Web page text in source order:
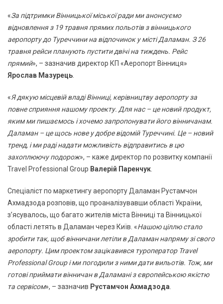
«За підтримки Вінницької міської ради ми анонсуємо
відновлення з 19 травня прямих польотів з вінницького
аеропорту до Туреччини на відпочинок у місті Даламан. З 26
травня рейси планують пустити двічі на тиждень. Рейс
прямий», – зазначив директор КП «Аеропорт Вінниця»
Ярослав Мазурець
«Я дякую місцевій владі Вінниці, керівництву аеропорту за
повне сприяння нашому проекту. Для нас – це новий продукт,
яким ми пишаємось і хочемо запропонувати його вінничанам.
Даламан – це щось нове у добре відомій Туреччині. Це – новий
тренд, і ми раді надати можливість відправитись в цю
захоплюючу подорож», – каже директор по розвитку компанії
Travel Professional Group Валерій Паренчук
Спеціаліст по маркетингу аеропорту Даламан Рустамчон
Ахмадзода розповів, що проаналізувавши області України,
з’ясувалось, що багато жителів міста Вінниці та Вінницької
області летять в Даламан через Київ. «Нашою ціллю стало
зробити так, щоб вінничани летіли в Даламан напряму зі свого
аеропорту. Цим проектом зацікавився туроператор Travel
Professional Group і ми погодили з ними дати вильотів. Тож, ми
готові приймати вінничан в Даламані з європейською якістю
та сервісом», – зазначив Рустамчон Ахмадзода